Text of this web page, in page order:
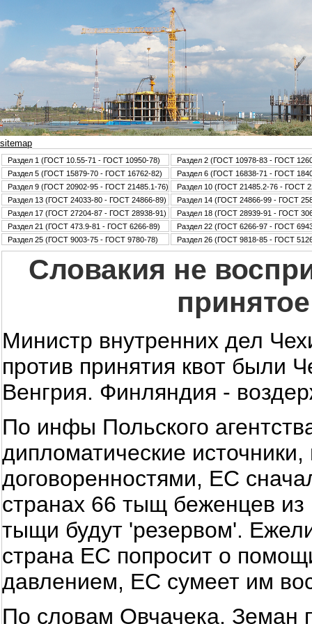
sitemap
Раздел 1 (ГОСТ 10.55-71 - ГОСТ 10950-78)
Раздел 2 (ГОСТ 10978-83 - ГОСТ
Раздел 5 (ГОСТ 15879-70 - ГОСТ 16762-82)
Раздел 6 (ГОСТ 16838-71 - ГОСТ
Раздел 9 (ГОСТ 20902-95 - ГОСТ 21485.1-76)
Раздел 10 (ГОСТ 21485.2-76 - ГОСТ
Раздел 13 (ГОСТ 24033-80 - ГОСТ 24866-89)
Раздел 14 (ГОСТ 24866-99 - ГОСТ
Раздел 17 (ГОСТ 27204-87 - ГОСТ 28938-91)
Раздел 18 (ГОСТ 28939-91 - ГОСТ
Раздел 21 (ГОСТ 473.9-81 - ГОСТ 6266-89)
Раздел 22 (ГОСТ 6266-97 - ГОСТ
Раздел 25 (ГОСТ 9003-75 - ГОСТ 9780-78)
Раздел 26 (ГОСТ 9818-85 - ГОСТ
Словакия не
Министр внутренних дел
против принятия квот были
Венгрия. Финляндия -
По инфы Польского
дипломатические
договоренностями, ЕС
странах 66 тыщ беженцев
тыщи будут 'резервом'.
страна ЕС попросит о
давлением, ЕС сумеет им
По словам Овчачека, Земан